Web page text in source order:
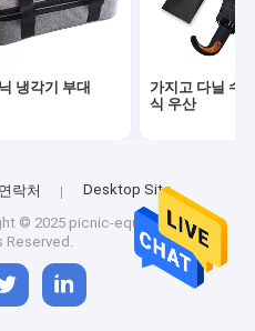
냉각기 부대
가지고 다닐 수
식 우산
연락처 Desktop Site
© 2025 picnic-equipment.com.
Reserved.